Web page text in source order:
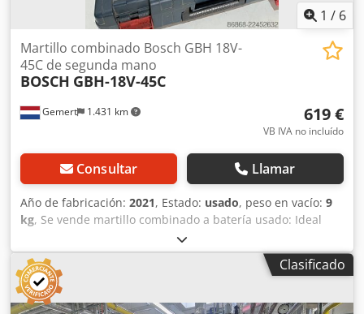
1 / 6
Gemert 1.431 km
Martillo combinado Bosch GBH 18V-
45C de segunda mano
BOSCH GBH-18V-45C
619 €
VB IVA no incluído
Consultar Llamar
Año de fabricación: 2021, Estado: usado, peso en vacío: 9
kg, Se vende martillo combinado a batería usado: Ideal
para trabajos pesados. Credpfx Ajzqhp Eedqef
Independiente de la red eléctrica. Año de fabricación: 2021
Incluye 2 baterías (12 Ah), cargador y maletín. Para
taladrar y cincelar. 3 velocidades. Precio: 750 €, IVA
incluido. ¡Disponibles varias unidades en stock!
Clasificado